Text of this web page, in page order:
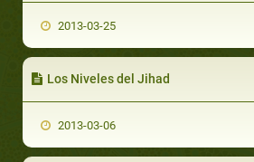
2013-03-25
Los Niveles del Jihad
2013-03-06